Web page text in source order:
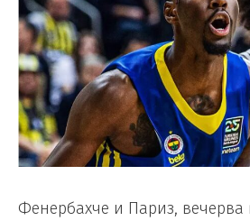
Фенербахче и Париз, вечерва